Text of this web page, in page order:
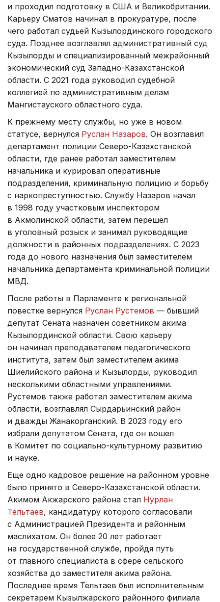
и проходил подготовку в США и Великобритании.
Карьеру Сматов начинал в прокуратуре, после
чего работал судьей Кызылординского городского
суда. Позднее возглавлял административный суд
Кызылорды и специализированный межрайонный
экономический суд Западно-Казахстанской
области. С 2021 года руководил судебной
коллегией по административным делам
Мангистауского областного суда.
К прежнему месту службы, но уже в новом
статусе, вернулся Руслан Назаров. Он возглавил
департамент полиции Северо-Казахстанской
области, где ранее работал заместителем
начальника и курировал оперативные
подразделения, криминальную полицию и борьбу
с наркопреступностью. Службу Назаров начал
в 1998 году участковым инспектором
в Акмолинской области, затем перешел
в уголовный розыск и занимал руководящие
должности в районных подразделениях. С 2023
года до нового назначения был заместителем
начальника департамента криминальной полиции
МВД.
После работы в Парламенте к региональной
повестке вернулся Руслан Рустемов — бывший
депутат Сената назначен советником акима
Кызылординской области. Свою карьеру
он начинал преподавателем педагогического
института, затем был заместителем акима
Шиелийского района и Кызылорды, руководил
несколькими областными управлениями.
Рустемов также работал заместителем акима
области, возглавлял Сырдарьинский район
и дважды Жанакорганский. В 2023 году его
избрали депутатом Сената, где он вошел
в Комитет по социально-культурному развитию
и науке.
Еще одно кадровое решение на районном уровне
было принято в Северо-Казахстанской области.
Акимом Акжарского района стал Нурлан
Тельтаев, кандидатуру которого согласовали
с Администрацией Президента и районным
маслихатом. Он более 20 лет работает
на государственной службе, пройдя путь
от главного специалиста в сфере сельского
хозяйства до заместителя акима района.
Последнее время Тельтаев был исполнительным
секретарем Кызылжарского районного филиала